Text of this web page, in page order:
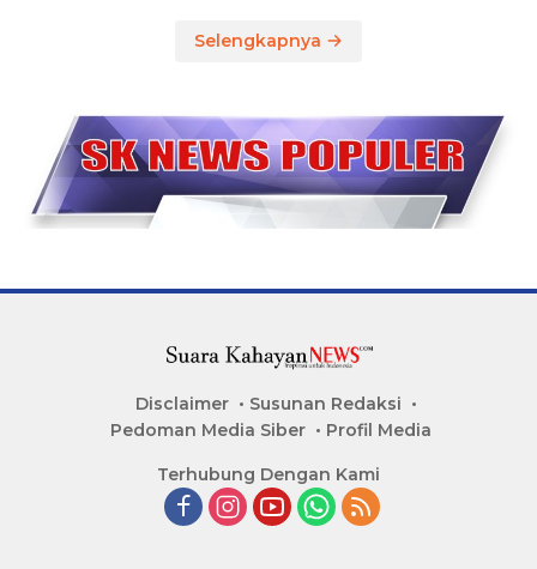
Selengkapnya
Disclaimer
Susunan Redaksi
Pedoman Media Siber
Profil Media
Terhubung Dengan Kami